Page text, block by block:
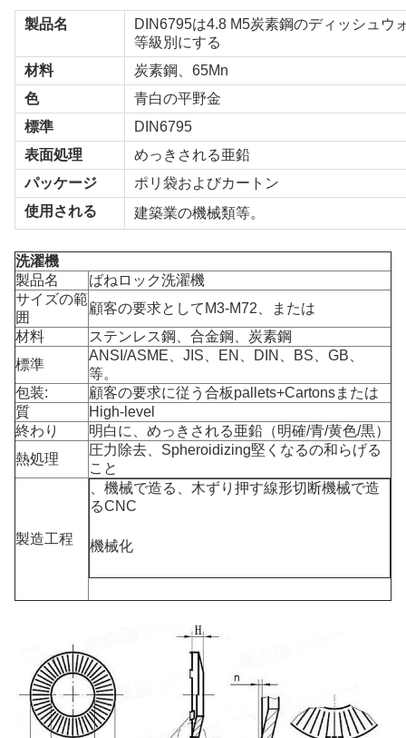
製品名
DIN6795は4.8 M5炭素鋼のディッシュウ
等級別にする
材料
炭素鋼、65Mn
色
青白の平野金
標準
DIN6795
表面処理
めっきされる亜鉛
パッケージ
ポリ袋およびカートン
使用される
建築業の機械類等。
洗濯機
製品名
ばねロック洗濯機
サイズの範
囲
顧客の要求としてM3-M72、または
材料
ステンレス鋼、合金鋼、炭素鋼
標準
ANSI/ASME、JIS、EN、DIN、BS、GB、
等。
包装:
顧客の要求に従う合板pallets+Cartonsまたは
質
High-level
終わり
明白に、めっきされる亜鉛（明確/青/黄色/黒）
熱処理
圧力除去、Spheroidizing堅くなるの和らげる
こと
製造工程
、機械で造る、木ずり押す線形切断機械で造
るCNC
機械化